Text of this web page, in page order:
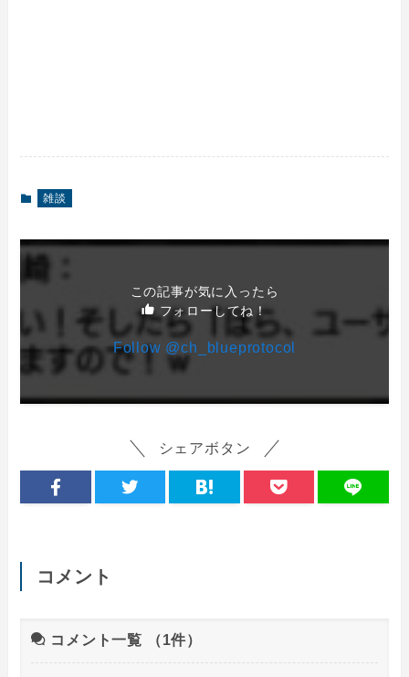
雑談
この記事が気に入ったら
フォローしてね！
Follow @ch_blueprotocol
シェアボタン
コメント
コメント一覧 （1件）